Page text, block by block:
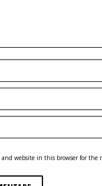
and website in this browser for the